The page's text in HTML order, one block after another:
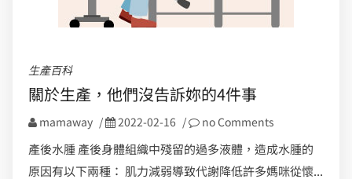
生產百科
關於生產，他們沒告訴妳的4件事
mamaway / 2022-02-16 / no Comments
產後水腫 產後身體組織中殘留的過多液體，造成水腫的
原因有以下兩種： 肌力減弱導致代謝降低許多媽咪從懷...